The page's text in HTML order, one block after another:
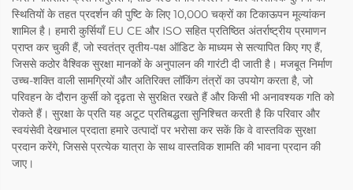
स्थितियों के तहत प्रदर्शन की पुष्टि के लिए 10,000 चक्रों का टिकाऊपन मूल्यांकन
शामिल है। हमारी कुर्सियाँ EU CE और ISO सहित प्रतिष्ठित अंतर्राष्ट्रीय प्रमाणन
प्राप्त कर चुकी हैं, जो स्वतंत्र तृतीय-पक्ष ऑडिट के माध्यम से सत्यापित किए गए हैं,
जिससे कठोर वैश्विक सुरक्षा मानकों के अनुपालन की गारंटी दी जाती है। मजबूत निर्माण
उच्च-शक्ति वाली सामग्रियों और अतिरिक्त लॉकिंग तंत्रों का उपयोग करता है, जो
परिवहन के दौरान कुर्सी को दृढ़ता से सुरक्षित रखते हैं और किसी भी अनावश्यक गति को
रोकते हैं। सुरक्षा के प्रति यह अटूट प्रतिबद्धता सुनिश्चित करती है कि परिवार और
स्वयंसेवी देखभाल प्रदाता हमारे उत्पादों पर भरोसा कर सकें कि वे वास्तविक सुरक्षा
प्रदान करेंगे, जिससे प्रत्येक यात्रा के साथ वास्तविक शामति की भावना प्रदान की
जाए।